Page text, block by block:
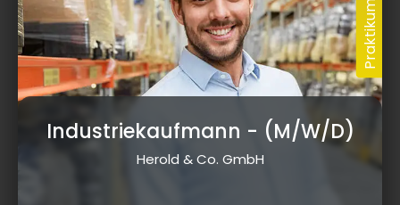
Industriekaufmann - (M/W/D)
Herold & Co. GmbH